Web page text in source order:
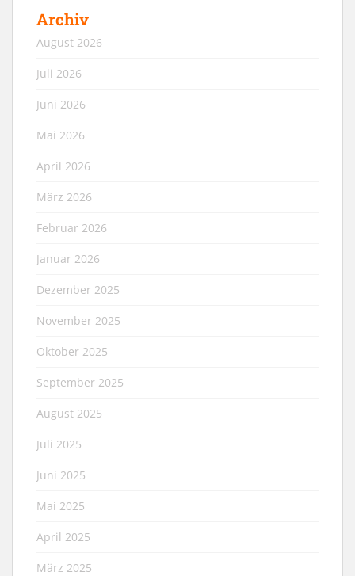
Archiv
August 2026
Juli 2026
Juni 2026
Mai 2026
April 2026
März 2026
Februar 2026
Januar 2026
Dezember 2025
November 2025
Oktober 2025
September 2025
August 2025
Juli 2025
Juni 2025
Mai 2025
April 2025
März 2025